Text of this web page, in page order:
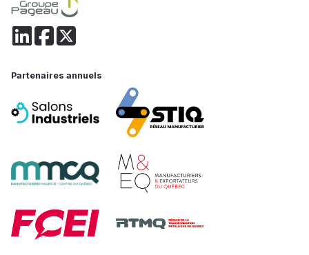
Partenaires annuels